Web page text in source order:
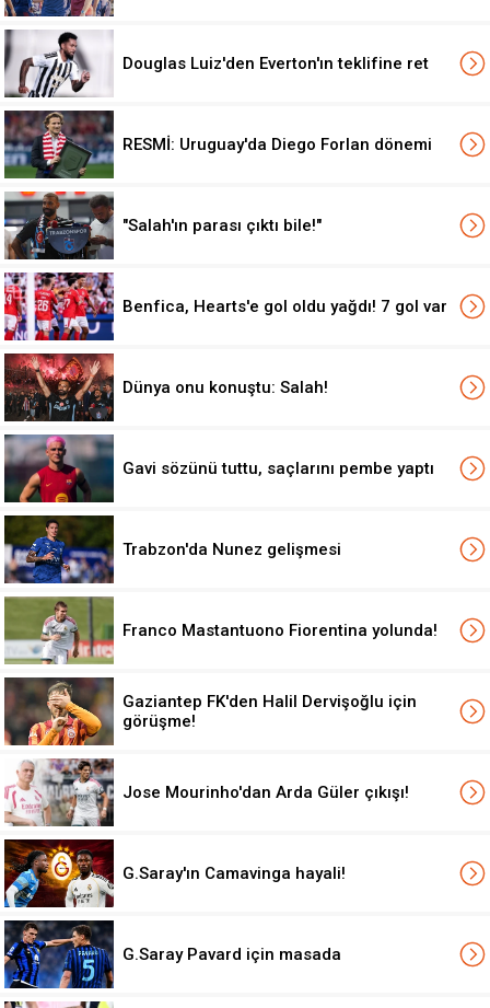
Douglas Luiz'den Everton'ın teklifine ret
RESMİ: Uruguay'da Diego Forlan dönemi
"Salah'ın parası çıktı bile!"
Benfica, Hearts'e gol oldu yağdı! 7 gol var
Dünya onu konuştu: Salah!
Gavi sözünü tuttu, saçlarını pembe yaptı
Trabzon'da Nunez gelişmesi
Franco Mastantuono Fiorentina yolunda!
Gaziantep FK'den Halil Dervişoğlu için
görüşme!
Jose Mourinho'dan Arda Güler çıkışı!
G.Saray'ın Camavinga hayali!
G.Saray Pavard için masada